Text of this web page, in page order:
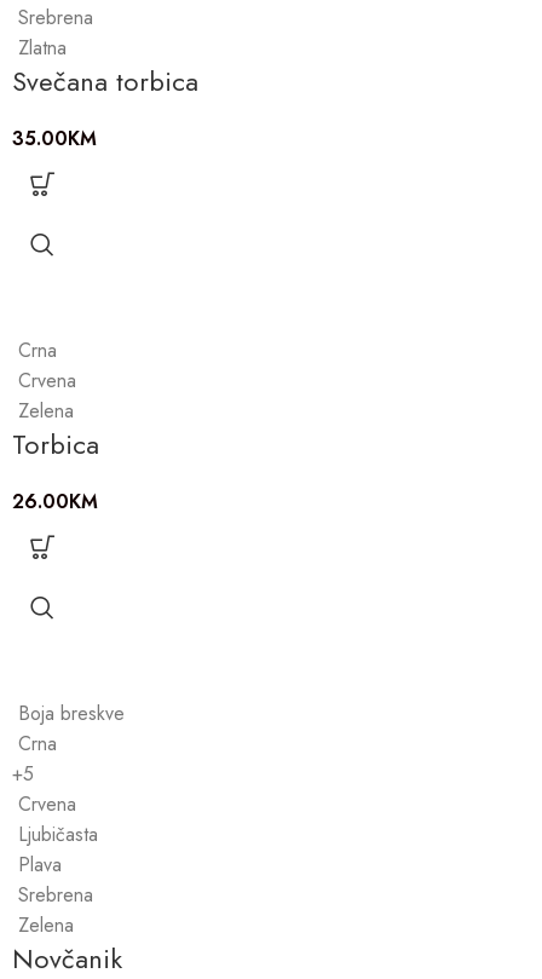
Srebrena
Zlatna
Svečana torbica
35.00KM
Crna
Crvena
Zelena
Torbica
26.00KM
Boja breskve
Crna
+5
Crvena
Ljubičasta
Plava
Srebrena
Zelena
Novčanik